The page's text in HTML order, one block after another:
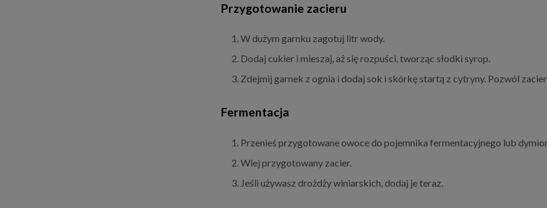
Przygotowanie zacieru
W dużym garnku zagotuj litr wody.
Dodaj cukier i mieszaj, aż się rozpuści, tworząc słodki syrop.
Zdejmij garnek z ognia i dodaj sok i skórkę startą z cytryny. Pozwól
Fermentacja
Przenieś przygotowane owoce do pojemnika fermentacyjnego lub
Wlej przygotowany zacier.
Jeśli używasz drożdży winiarskich, dodaj je teraz.